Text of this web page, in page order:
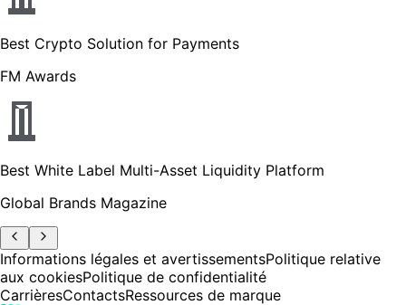
Best Crypto Solution for Payments
FM Awards
Best White Label Multi-Asset Liquidity Platform
Global Brands Magazine
Informations légales et avertissementsPolitique relative
aux cookiesPolitique de confidentialité
CarrièresContactsRessources de marque